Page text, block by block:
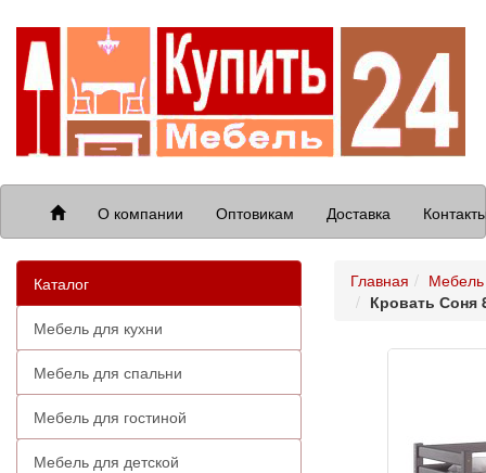
О компании Оптовикам Доставка
Каталог
Мебель для кухни
Мебель для спальни
Мебель для гостиной
Мебель для детской
Главная
Мебель
Кровать Соня